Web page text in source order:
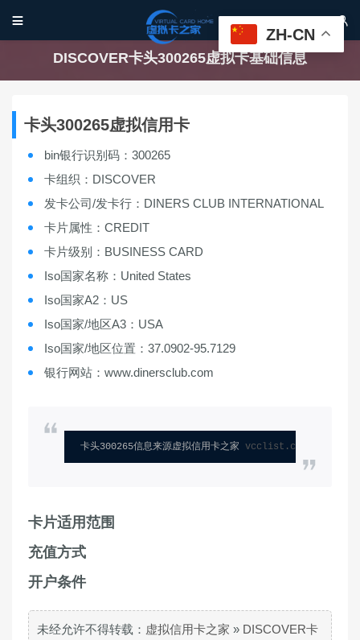
 
DISCOVER卡头300265虚拟卡基础信息
卡头300265虚拟信用卡
bin银行识别码：300265
卡组织：DISCOVER
发卡公司/发卡行：DINERS CLUB INTERNATIONAL
卡片属性：CREDIT
卡片级别：BUSINESS CARD
Iso国家名称：United States
Iso国家A2：US
Iso国家/地区A3：USA
Iso国家/地区位置：37.0902-95.7129
银行网站：www.dinersclub.com
卡头300265信息来源虚拟信用卡之家 vcclist.com
卡片适用范围
充值方式
开户条件
未经允许不得转载： 虚拟信用卡之家 » DISCOVER卡
ZH-CN